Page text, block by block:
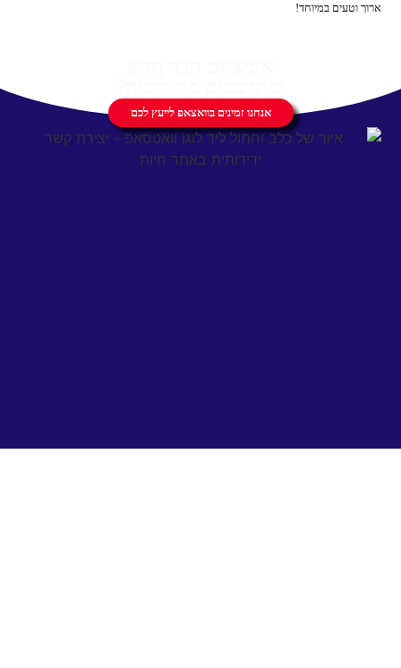
ארוך וטעים במיוחד!
אנחנו זמינים בוואצאפ לייעץ לכם